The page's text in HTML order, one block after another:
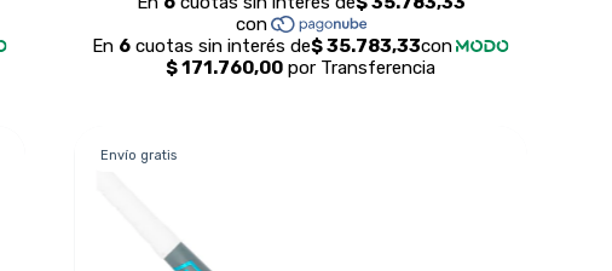
Envío gratis